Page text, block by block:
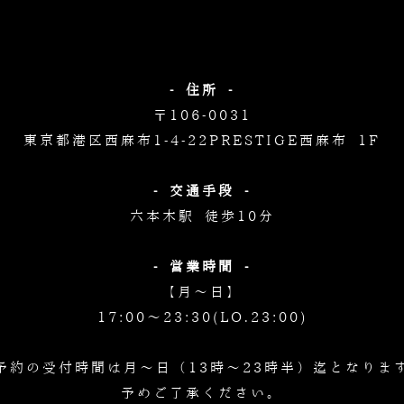
- 住所 -
〒106-0031
東京都港区西麻布1-4-22PRESTIGE西麻布 1F
- 交通手段 -
六本木駅 徒歩10分
- 営業時間 -
【月～日】
17:00～23:30(LO.23:00)
約の受付時間は月～日（13時～23時半）迄となりま
予めご了承ください。